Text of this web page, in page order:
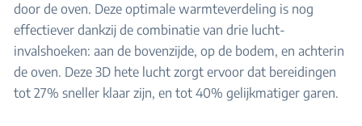
door de oven. Deze optimale warmteverdeling is nog
effectiever dankzij de combinatie van drie lucht-
invalshoeken: aan de bovenzijde, op de bodem, en achterin
de oven. Deze 3D hete lucht zorgt ervoor dat bereidingen
tot 27% sneller klaar zijn, en tot 40% gelijkmatiger garen.